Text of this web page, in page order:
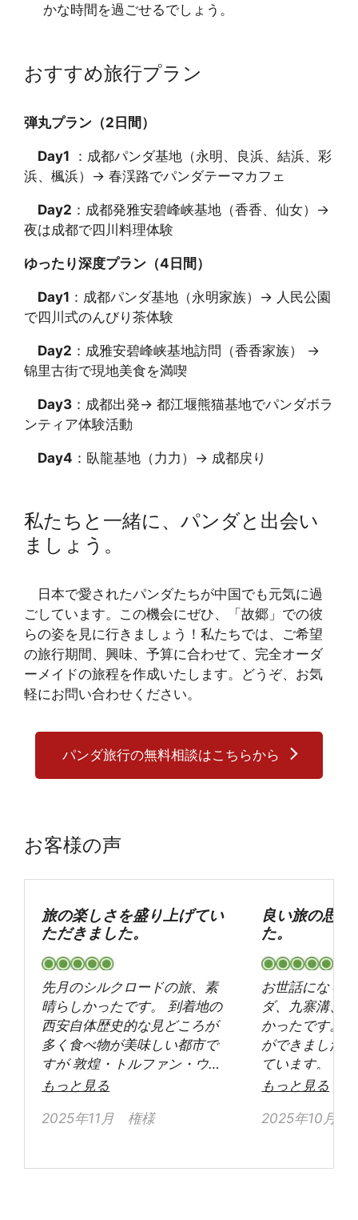
かな時間を過ごせるでしょう。
おすすめ旅行プラン
弾丸プラン（2日間）
Day1 ：成都パンダ基地（永明、良浜、結浜、彩
浜、楓浜）→ 春渓路でパンダテーマカフェ
Day2 ：成都発雅安碧峰峡基地（香香、仙女）→
夜は成都で四川料理体験
ゆったり深度プラン（4日間）
Day1 ：成都パンダ基地（永明家族）→ 人民公園
で四川式のんびり茶体験
Day2 ：成雅安碧峰峡基地訪問（香香家族） →
锦里古街で現地美食を満喫
Day3 ：成都出発→ 都江堰熊猫基地でパンダボラ
ンティア体験活動
Day4 ：臥龍基地（力力）→ 成都戻り
私たちと一緒に、パンダと出会い
ましょう。
日本で愛されたパンダたちが中国でも元気に過
ごしています。この機会にぜひ、「故郷」での彼
らの姿を見に行きましょう！私たちでは、ご希望
の旅行期間、興味、予算に合わせて、完全オーダ
ーメイドの旅程を作成いたします。どうぞ、お気
軽にお問い合わせください。
パンダ旅行の無料相談はこちらから
お客様の声
旅の楽しさを盛り上げてい
ただきました。
先月のシルクロードの旅、素
晴らしかったです。 到着地の
西安自体歴史的な見どころが
多く食べ物が美味しい都市で
すが 敦煌・トルファン・ウル
ムチと西に行くに従って 美し
す美味しくなる食事(麺！)に
もっと見る
2025年11月 権様
良い旅の思
た。
お世話になり
ダ、九寨溝、
かったです。
ができました
ています。 ガ
んもとても優
国を旅行した
もっと見る
2025年10月